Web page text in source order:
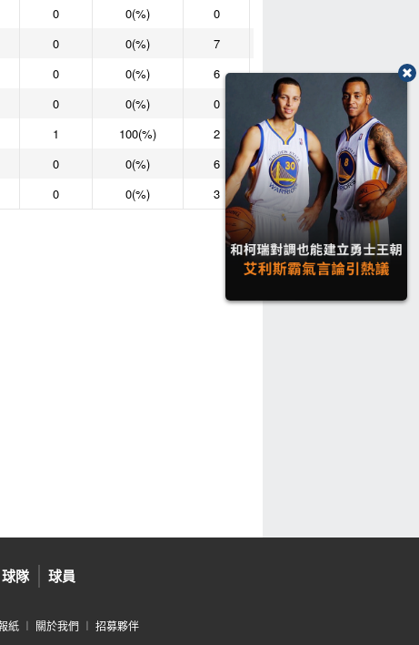
0 0(%) 0
0 0(%) 7
0 0(%) 6 8
75(%)
0 0(%) 0 0
0(%)
1 100(%) 2 3
66.7(%)
0 0(%) 6 10
60(%)
0 0(%) 3 6 50(%)
球隊 球員
紙 ︱ 關於我們 ︱ 招募夥伴